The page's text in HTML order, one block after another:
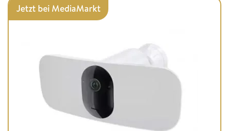
Jetzt bei MediaMarkt